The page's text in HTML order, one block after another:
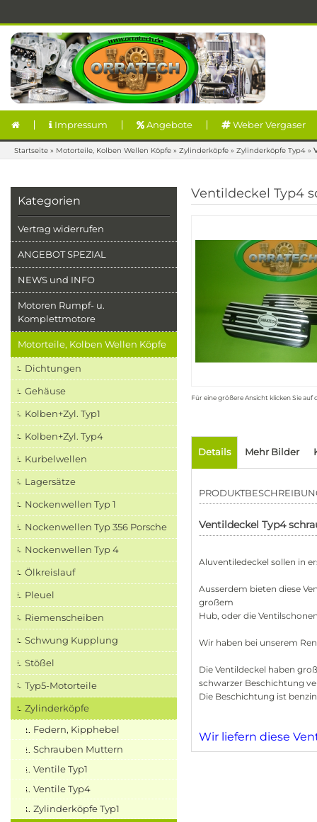
Impressum Angebote Weber Vergaser
Startseite » Motorteile, Kolben Wellen Köpfe » Zylinderköpfe » Zylinderköpfe Typ4 »
Kategorien
Vertrag widerrufen
ANGEBOT SPEZIAL
NEWS und INFO
Motoren Rumpf- u.
Komplettmotore
Motorteile, Kolben Wellen Köpfe
Dichtungen
Gehäuse
Kolben+Zyl. Typ1
Kolben+Zyl. Typ4
Kurbelwellen
Lagersätze
Nockenwellen Typ 1
Nockenwellen Typ 356 Porsche
Nockenwellen Typ 4
Ölkreislauf
Pleuel
Riemenscheiben
Schwung Kupplung
Stößel
Typ5-Motorteile
Zylinderköpfe
Federn, Kipphebel
Schrauben Muttern
Ventile Typ1
Ventile Typ4
Zylinderköpfe Typ1
Ventildeckel Typ4
Für eine größere Ansicht klicken Sie auf
Details Mehr Bilder
Ventildeckel Typ4
Aluventiledeckel sollen in
Ausserdem bieten diese
großem
Hub, oder die
Wir haben bei unserem
Die Ventildeckel haben
schwarzer Beschichtung
Die Beschichtung ist
Wir liefern diese